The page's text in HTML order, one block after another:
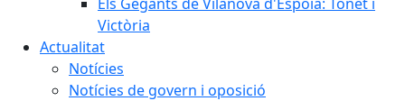
Victòria
Actualitat
Notícies
Notícies de govern i oposició